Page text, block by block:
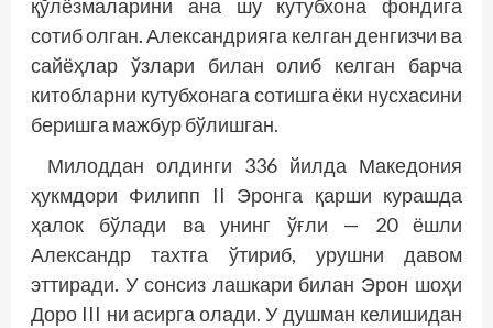
қўлёзмаларини ана шу кутубхона фондига
сотиб олган. Александрияга келган денгизчи ва
сайёҳлар ўзлари билан олиб келган барча
китобларни кутубхонага сотишга ёки нусхасини
беришга мажбур бўлишган.
Милоддан олдинги 336 йилда Македония
ҳукмдори Филипп II Эронга қарши курашда
ҳалок бўлади ва унинг ўғли — 20 ёшли
Александр тахтга ўтириб, урушни давом
эттиради. У сонсиз лашкари билан Эрон шоҳи
Доро III ни асирга олади. У душман келишидан